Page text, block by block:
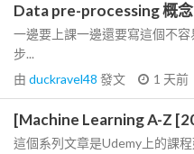
Data pre-processing 概念
一邊要上課一邊還要寫這個不
步...
由 duckravel48 發文 1 天前
[Machine Learning A-Z
這個系列文章是Udemy上的課